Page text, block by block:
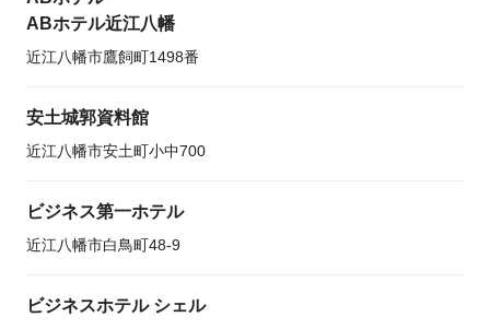
ABホテル近江八幡
近江八幡市鷹飼町1498番
安土城郭資料館
近江八幡市安土町小中700
ビジネス第一ホテル
近江八幡市白鳥町48-9
ビジネスホテル シェル